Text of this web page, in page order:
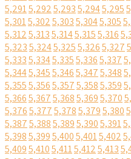
5,2915,2925,2935,2945,295
5,3015,3025,3035,3045,305
5,3125,3135,3145,3155,316
5,3235,3245,3255,3265,327
5,3335,3345,3355,3365,337
5,3445,3455,3465,3475,348
5,3555,3565,3575,3585,359
5,3665,3675,3685,3695,370
5,3765,3775,3785,3795,380
5,3875,3885,3895,3905,391
5,3985,3995,4005,4015,402
5,4095,4105,4115,4125,413